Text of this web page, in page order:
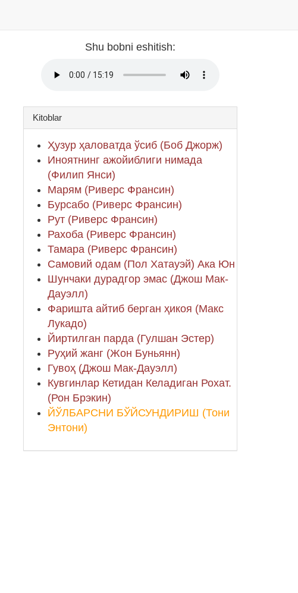
Shu bobni eshitish:
Kitoblar
Ҳузур ҳаловатда ўсиб (Боб Джорж)
Иноятнинг ажойиблиги нимада
(Филип Янси)
Марям (Риверс Франсин)
Бурсабо (Риверс Франсин)
Рут (Риверс Франсин)
Рахоба (Риверс Франсин)
Тамара (Риверс Франсин)
Самовий одам (Пол Хатауэй) Ака Юн
Шунчаки дурадгор эмас (Джош Мак-
Дауэлл)
Фаришта айтиб берган ҳикоя (Макс
Лукадо)
Йиртилган парда (Гулшан Эстер)
Руҳий жанг (Жон Буньянн)
Гувоҳ (Джош Мак-Дауэлл)
Кувгинлар Кетидан Келадиган Рохат.
(Рон Брэкин)
ЙЎЛБАРСНИ БЎЙСУНДИРИШ (Тони
Энтони)